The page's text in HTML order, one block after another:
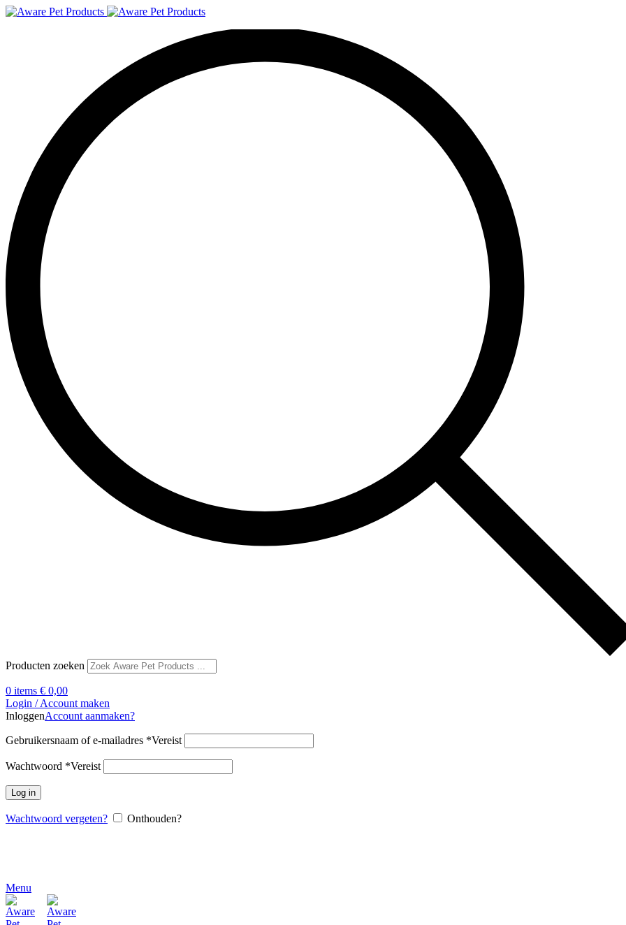
Producten zoeken
0 items € 0,00
Login / Account maken
InloggenAccount aanmaken?
Gebruikersnaam of e-mailadres *Vereist
Wachtwoord *Vereist
Log in
Wachtwoord vergeten? Onthouden?
Menu